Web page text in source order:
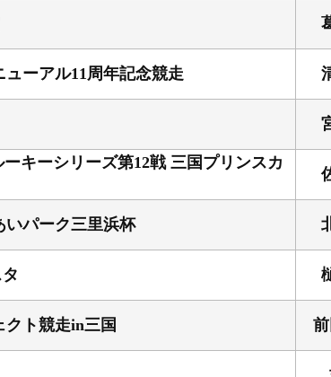
ーアル11周年記念競走
キーシリーズ第12戦 三国プリンスカ
いパーク三里浜杯
クト競走in三国